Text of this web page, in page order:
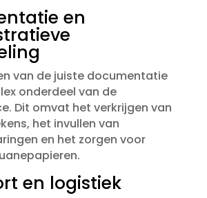
en
van de juiste documentatie
onderdeel van de
Dit omvat het verkrijgen van
het invullen van
en het zorgen voor
en logistiek